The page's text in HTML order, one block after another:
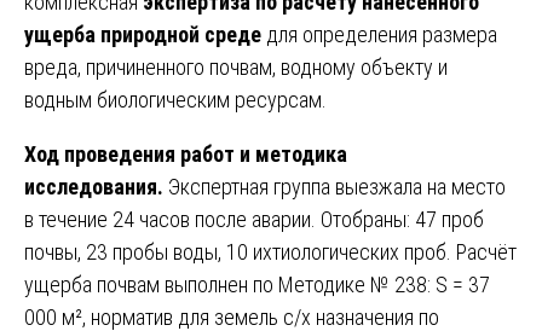
ущерба природной среде для определения размера
вреда, причиненного почвам, водному объекту и
водным биологическим ресурсам.
Ход проведения работ и методика
исследования. Экспертная группа выезжала на место
в течение 24 часов после аварии. Отобраны: 47 проб
почвы, 23 пробы воды, 10 ихтиологических проб. Расчёт
ущерба почвам выполнен по Методике № 238: S = 37
000 м², норматив для земель с/х назначения по